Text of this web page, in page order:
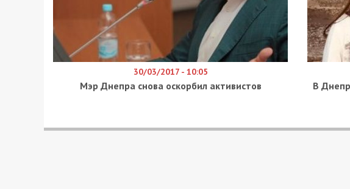
30/03/2017 - 10:05
Мэр Днепра снова оскорбил активистов
В